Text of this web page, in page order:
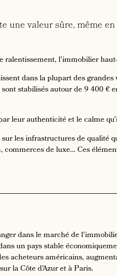
une valeur sûre, même
l’immobilier
dans la plupart des grandes
stabilisés autour de 9 400 €
leur authenticité et le calme
les infrastructures de qualité
de luxe… Ces
dans le marché de
un pays stable
acheteurs américains,
la Côte d’Azur et à Paris.